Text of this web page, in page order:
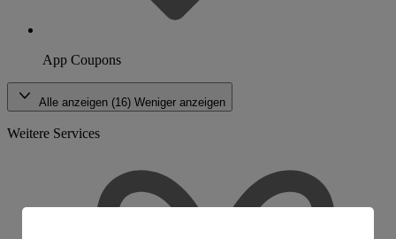
App Coupons
Alle anzeigen (16) Weniger anzeigen
Weitere Services